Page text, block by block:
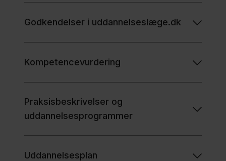
Godkendelser i uddannelseslæge.dk
Kompetencevurdering
Praksisbeskrivelser og
uddannelsesprogrammer
Uddannelsesplan